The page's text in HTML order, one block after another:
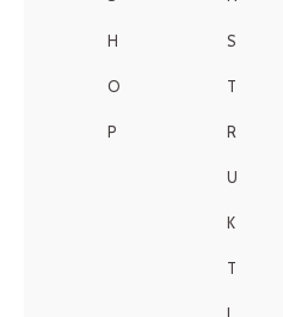
H
O
P
S
T
R
U
K
T
I